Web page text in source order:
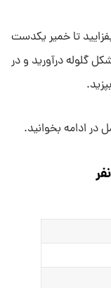
تا خمیر یکدست
گلوله درآورید و در
در ادامه بخوانید.